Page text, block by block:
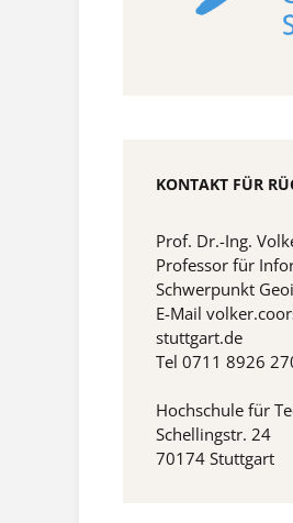
KONTAKT FÜR
Prof. Dr.-Ing.
Professor für
Schwerpunkt
E-Mail
stuttgart.de
Tel 0711 8926
Hochschule für
Schellingstr. 24
70174 Stuttgart